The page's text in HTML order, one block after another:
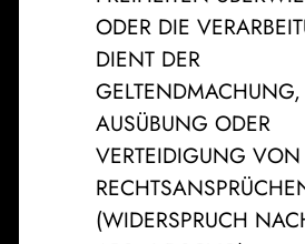
ODER DIE
DIENT DER
GELTENDMACHUNG,
AUSÜBUNG ODER
VERTEIDIGUNG VON
(WIDERSPRUCH